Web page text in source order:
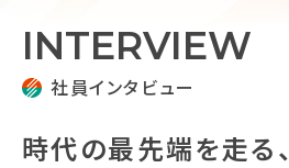
INTERVIEW
社員インタビュー
時代の最先端を走る、